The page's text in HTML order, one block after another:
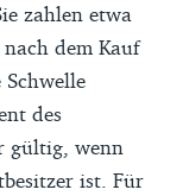
zahlen etwa
dem Kauf
des
gültig, wenn
ist. Für